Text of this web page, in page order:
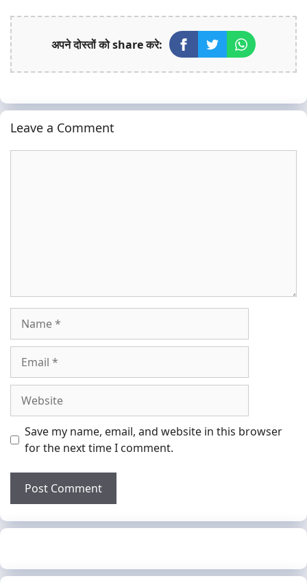
अपने दोस्तों को share करे:
Leave a Comment
Save my name, email, and website in this browser
for the next time I comment.